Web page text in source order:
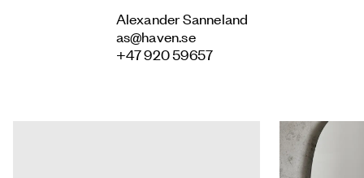
Alexander Sanneland
as@haven.se
+47 920 59657